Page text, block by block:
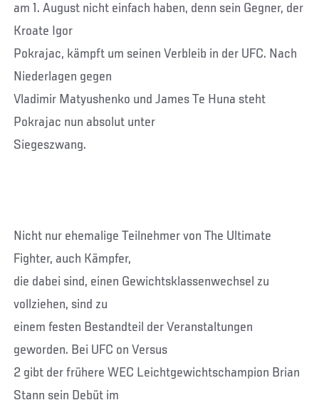
am 1. August nicht einfach haben, denn sein Gegner, der
Kroate Igor
Pokrajac, kämpft um seinen Verbleib in der UFC. Nach
Niederlagen gegen
Vladimir Matyushenko und James Te Huna steht
Pokrajac nun absolut unter
Siegeszwang.
Nicht nur ehemalige Teilnehmer von The Ultimate
Fighter, auch Kämpfer,
die dabei sind, einen Gewichtsklassenwechsel zu
vollziehen, sind zu
einem festen Bestandteil der Veranstaltungen
geworden. Bei UFC on Versus
2 gibt der frühere WEC Leichtgewichtschampion Brian
Stann sein Debüt im